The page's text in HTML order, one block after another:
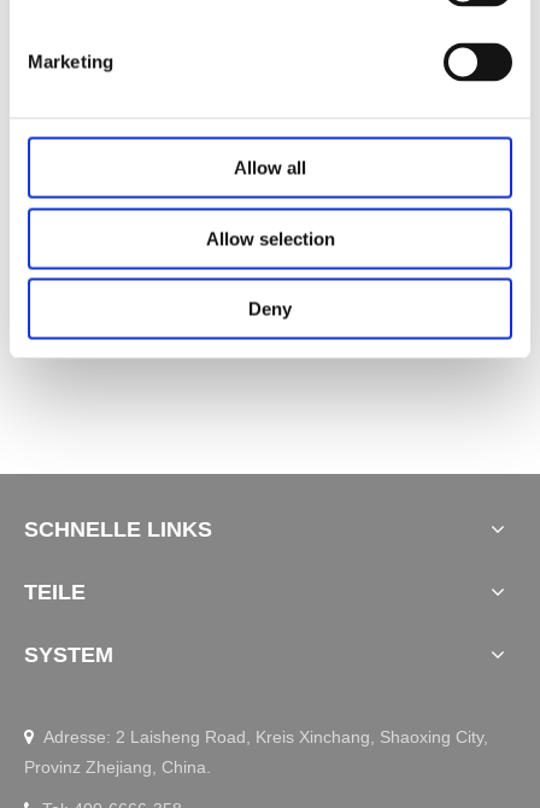
Marketing
Allow all
Allow selection
Deny
Verwandte Produkte
SCHNELLE LINKS
TEILE
SYSTEM
 Adresse: 2 Laisheng Road, Kreis Xinchang, Shaoxing City,
Provinz Zhejiang, China.